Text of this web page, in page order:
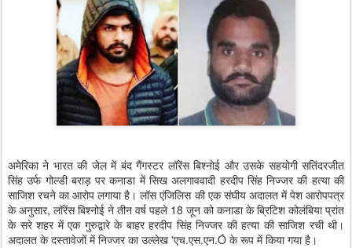
अमेरिका ने भारत की जेल में बंद गैंगस्टर लॉरेंस बिश्नोई और उसके सहयोगी सतिंदरजीत
सिंह उर्फ गोल्डी बराड़ पर कनाडा में सिख अलगाववादी हरदीप सिंह निज्जर की हत्या की
साजिश रचने का आरोप लगाया है। लॉस एंजिलिस की एक संघीय अदालत में पेश आरोपपत्र
के अनुसार, लॉरेंस बिश्नोई ने तीन वर्ष पहले 18 जून को कनाडा के ब्रिटिश कोलंबिया प्रांत
के सरे शहर में एक गुरुद्वारे के बाहर हरदीप सिंह निज्जर की हत्या की साजिश रची थी।
अदालत के दस्तावेजों में निज्जर का उल्लेख 'एच.एस.एन.Ó के रूप में किया गया है।